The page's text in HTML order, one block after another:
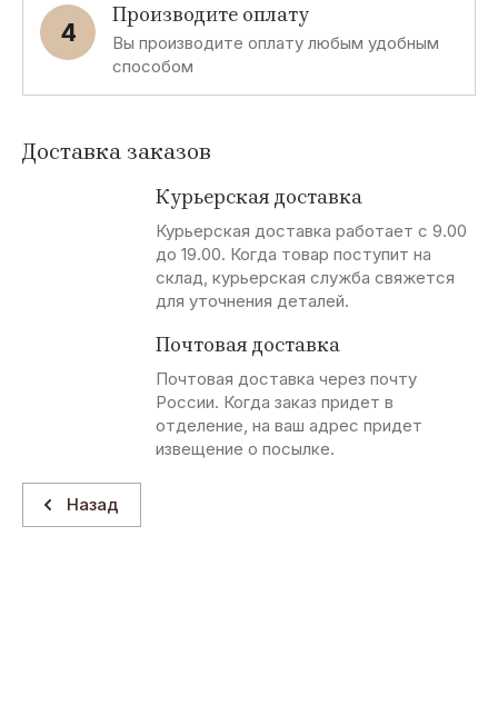
4
Производите оплату
Вы производите оплату любым удобным
способом
Доставка заказов
Курьерская доставка
Курьерская доставка работает с 9.00
до 19.00. Когда товар поступит на
склад, курьерская служба свяжется
для уточнения деталей.
Почтовая доставка
Почтовая доставка через почту
России. Когда заказ придет в
отделение, на ваш адрес придет
извещение о посылке.
Назад